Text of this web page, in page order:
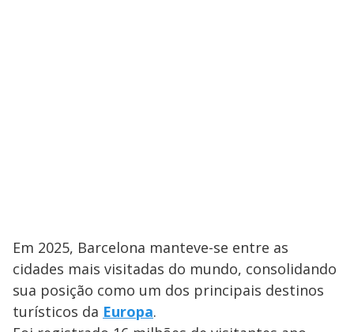
Em 2025, Barcelona manteve-se entre as
cidades mais visitadas do mundo, consolidando
sua posição como um dos principais destinos
turísticos da Europa.